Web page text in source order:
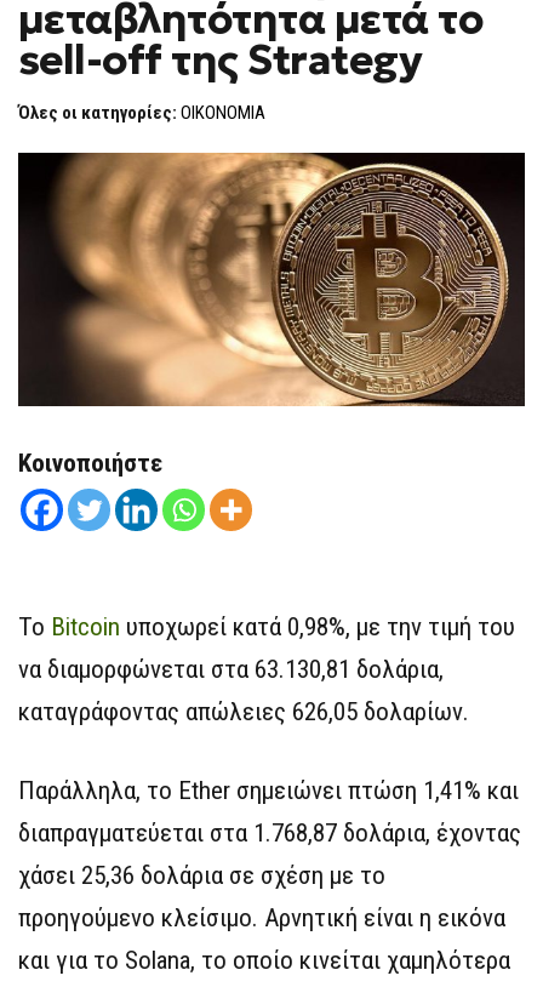
ΜΕΤΆ
ΤΟ
SELL-
OFF
STRATEGY
μεταβλητότητα μετά το
sell-off της Strategy
Όλες οι κατηγορίες: ΟΙΚΟΝΟΜΙΑ
Κοινοποιήστε
To Bitcoin υποχωρεί κατά 0,98%, με την τιμή του
να διαμορφώνεται στα 63.130,81 δολάρια,
καταγράφοντας απώλειες 626,05 δολαρίων.
Παράλληλα, το Ether σημειώνει πτώση 1,41% και
διαπραγματεύεται στα 1.768,87 δολάρια, έχοντας
χάσει 25,36 δολάρια σε σχέση με το
προηγούμενο κλείσιμο. Αρνητική είναι η εικόνα
και για το Solana, το οποίο κινείται χαμηλότερα